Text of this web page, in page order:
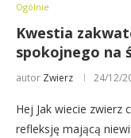
Ogólnie
Kwestia
spokojnego na
autor Zwierz 24/12/
Hej Jak wiecie zwierz
refleksję mającą